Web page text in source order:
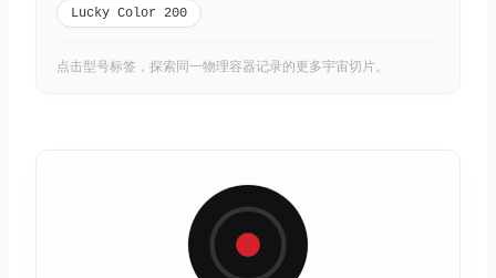
Lucky Color 200
点击型号标签，探索同一物理容器记录的更多宇宙切片。